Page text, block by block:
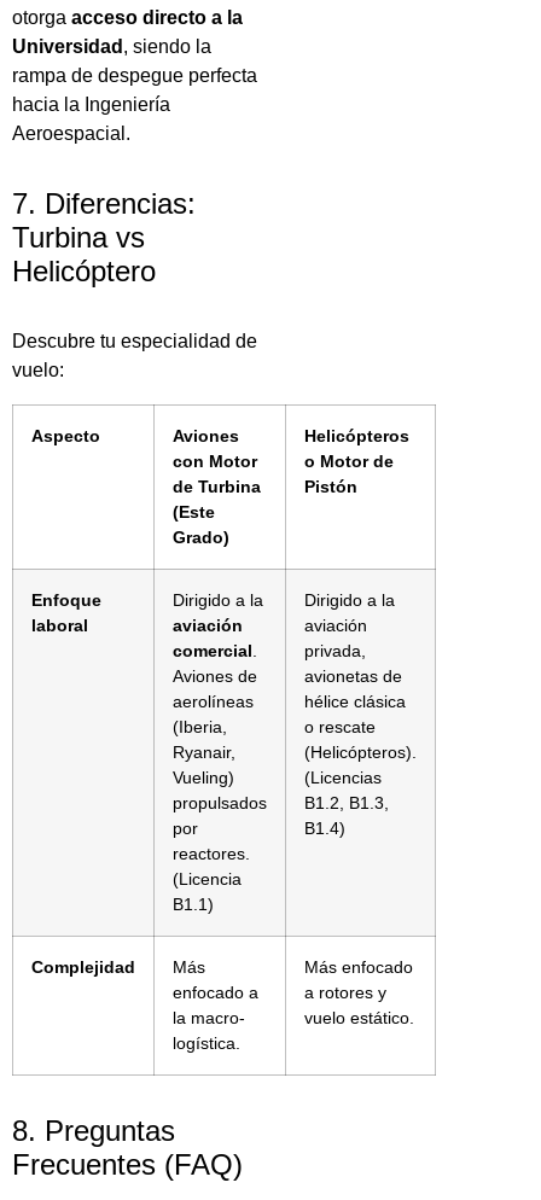
otorga acceso directo a la
Universidad , siendo la
rampa de despegue perfecta
hacia la Ingeniería
Aeroespacial.
7. Diferencias:
Turbina vs
Helicóptero
Descubre tu especialidad de
vuelo:
Aspecto
Aviones
con Motor
de Turbina
(Este
Grado)
Helicópteros
o Motor de
Pistón
Enfoque
laboral
Dirigido a la
aviación
comercial
Aviones de
aerolíneas
(Iberia,
Ryanair,
Vueling)
propulsados
por
reactores.
(Licencia
B1.1)
Dirigido a la
aviación
privada,
avionetas de
hélice clásica
o rescate
(Helicópteros).
(Licencias
B1.2, B1.3,
B1.4)
Complejidad
Más
enfocado a
la macro-
logística.
Más enfocado
a rotores y
vuelo estático.
8. Preguntas
Frecuentes (FAQ)